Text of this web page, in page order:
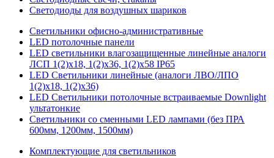
Светодиоды для воздушных шариков
Светильники офисно-административные
LED потолочные панели
LED светильники влагозащищенные линейные аналоги
ЛСП 1(2)х18, 1(2)х36, 1(2)х58 IP65
LED Светильники линейные (аналоги ЛВО/ЛПО
1(2)х18, 1(2)х36)
LED Светильники потолочные встраиваемые Downlight
ультатонкие
Светильники со сменными LED лампами (без ПРА
600мм, 1200мм, 1500мм)
Комплектующие для светильников